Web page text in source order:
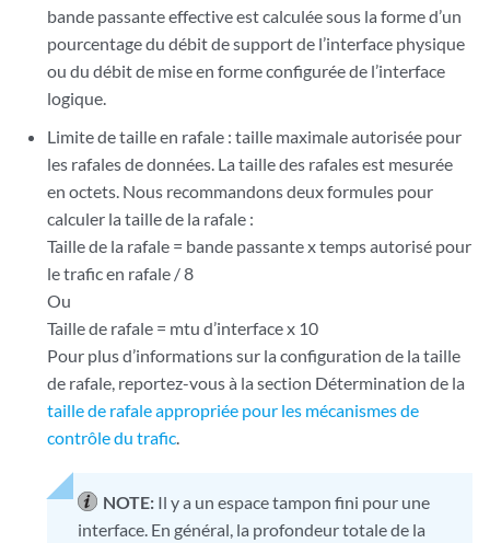
bande passante effective est calculée sous la forme d’un
pourcentage du débit de support de l’interface physique
ou du débit de mise en forme configurée de l’interface
logique.
Limite de taille en rafale : taille maximale autorisée pour
les rafales de données. La taille des rafales est mesurée
en octets. Nous recommandons deux formules pour
calculer la taille de la rafale :
Taille de la rafale = bande passante x temps autorisé pour
le trafic en rafale / 8
Ou
Taille de rafale = mtu d’interface x 10
Pour plus d’informations sur la configuration de la taille
de rafale, reportez-vous à la section Détermination de la
taille de rafale appropriée pour les mécanismes de
contrôle du trafic.
NOTE: Il y a un espace tampon fini pour une
interface. En général, la profondeur totale de la